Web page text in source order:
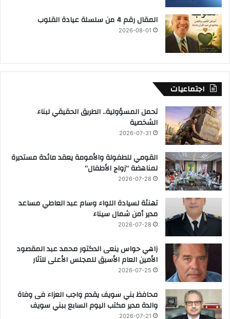
المقال رقم 4 من سلسلة عيادة القلوب
2026-08-01
اجتماعيات
تحمل المسؤولية.. الطريق الحقيقي لبناء
الشخصية
2026-07-31
القومي للطفولة والأمومة يعقد مائدة مستديرة
لمناهضة “زواج الأطفال”
2026-07-28
تهنئة لسيادة اللواء وسام عبد العاطي مساعد
مدير أمن شمال سيناء
2026-07-28
زاهي حواس ينعى الدكتور محمد عبد المقصود
الأمين العام الأسبق للمجلس الأعلى للآثار
2026-07-25
محافظ بني سويف يقدم واجب العزاء فى وفاة
والدة مدير مكتب اليوم السابع ببني سويف
2026-07-21